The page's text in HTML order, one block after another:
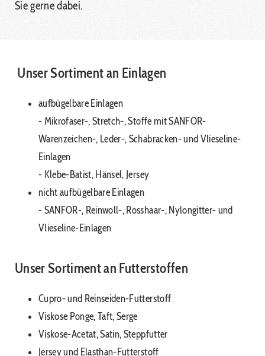
Sie gerne dabei.
Unser Sortiment an Einlagen
aufbügelbare Einlagen
- Mikrofaser-, Stretch-, Stoffe mit SANFOR-
Warenzeichen-, Leder-, Schabracken- und Vlieseline-
Einlagen
- Klebe-Batist, Hänsel, Jersey
nicht aufbügelbare Einlagen
- SANFOR-, Reinwoll-, Rosshaar-, Nylongitter- und
Vlieseline-Einlagen
Unser Sortiment an Futterstoffen
Cupro- und Reinseiden-Futterstoff
Viskose Ponge, Taft, Serge
Viskose-Acetat, Satin, Steppfutter
Jersey und Elasthan-Futterstoff